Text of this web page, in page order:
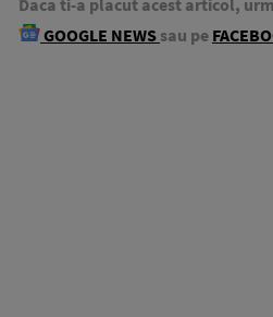
GOOGLE NEWS sau pe